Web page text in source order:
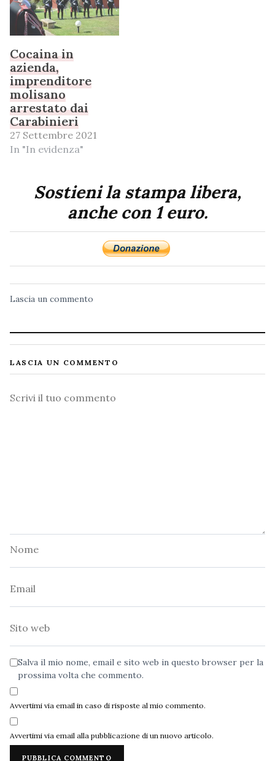
Cocaina in
azienda,
imprenditore
molisano
arrestato dai
Carabinieri
27 Settembre 2021
In "In evidenza"
Sostieni la stampa libera,
anche con 1 euro.
Lascia un commento
LASCIA UN COMMENTO
Commento
Salva il mio nome, email e sito web in questo browser per la
prossima volta che commento.
Avvertimi via email in caso di risposte al mio commento.
Avvertimi via email alla pubblicazione di un nuovo articolo.